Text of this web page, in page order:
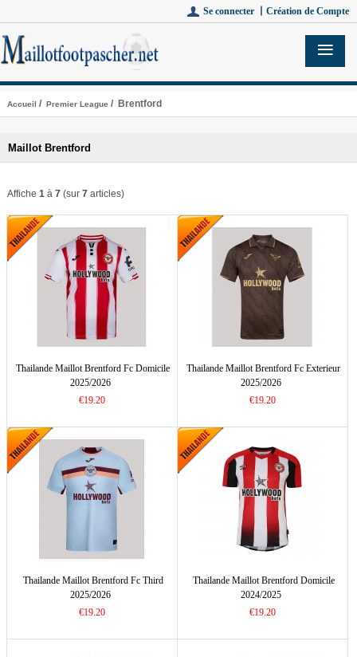
Se connecter 丨 Création de Compte
Accueil / Premier League / Brentford
Maillot Brentford
Affiche 1à 7(sur 7articles)
Thailande Maillot Brentford Fc Domicile
2025/2026
€19.20
Thailande Maillot Brentford Fc Exterieur
2025/2026
€19.20
Thailande Maillot Brentford Fc Third
2025/2026
€19.20
Thailande Maillot Brentford Domicile
2024/2025
€19.20